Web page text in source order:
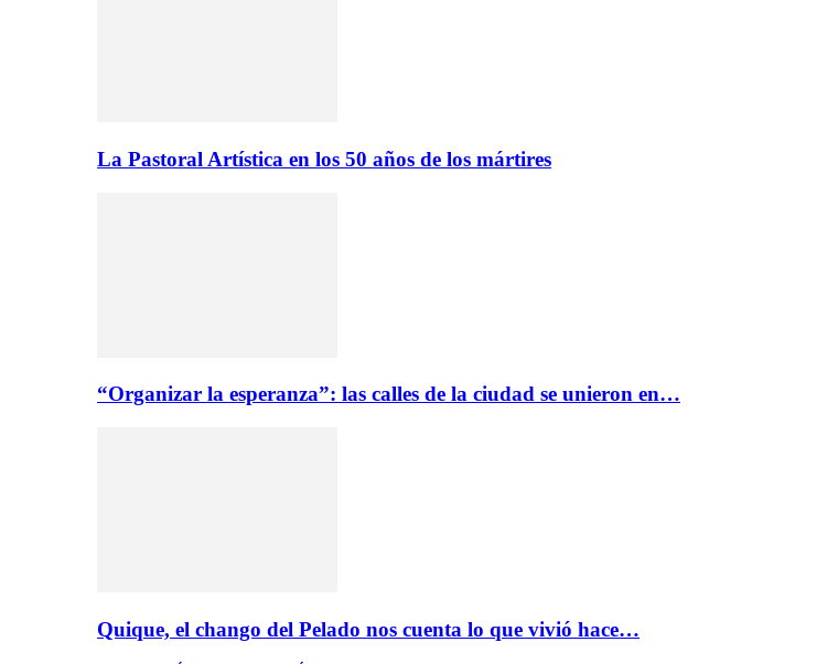
La Pastoral Artística en los 50 años de los mártires
“Organizar la esperanza”: las calles de la ciudad se unieron en…
Quique, el chango del Pelado nos cuenta lo que vivió hace…